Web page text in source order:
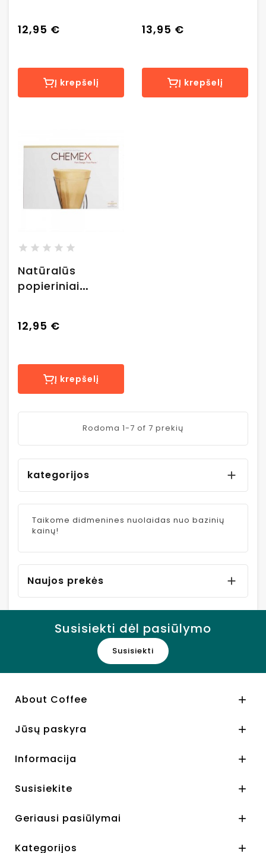
12,95 €
Į krepšelį
Square,100 vnt.
13,95 €
Į krepšelį
Natūralūs
popieriniai
vnt.
12,95 €
Į krepšelį
Rodoma 1-7 of 7 prekių
kategorijos 
Taikome didmenines nuolaidas nuo bazinių
kainų!
Naujos prekės 
Susisiekti dėl pasiūlymo
Susisiekti
About Coffee 
Jūsų paskyra 
Informacija 
Susisiekite 
Geriausi pasiūlymai 
Kategorijos 